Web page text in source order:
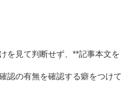
を見て判断せず、**記事本文を
認の有無を確認する癖をつけて